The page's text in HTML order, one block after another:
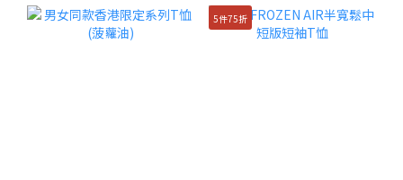
5件75折